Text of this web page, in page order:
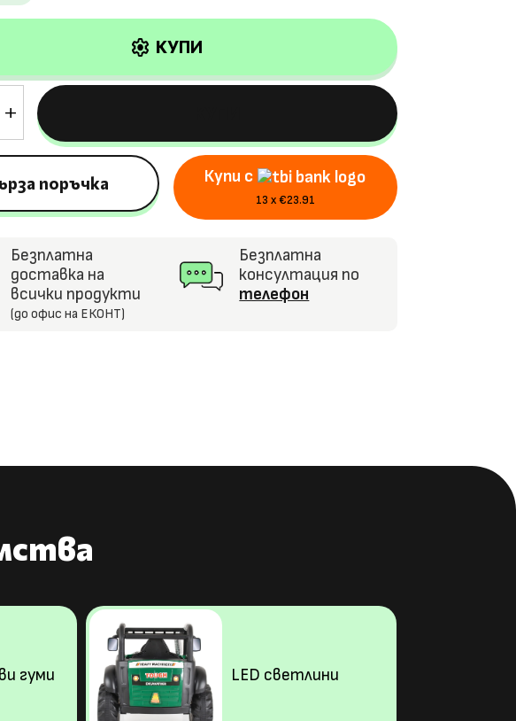
settings КУПИ
поръчка Купи с
13 x €23.91
Безплатна
доставка на
всички продукти
(до офис на ЕКОНТ)
Безплатна
консултация по
телефон
гуми LED светлини